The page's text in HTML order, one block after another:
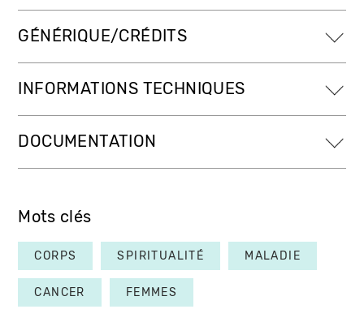
GÉNÉRIQUE/CRÉDITS
INFORMATIONS TECHNIQUES
DOCUMENTATION
Mots clés
CORPS SPIRITUALITÉ MALADIE
CANCER FEMMES